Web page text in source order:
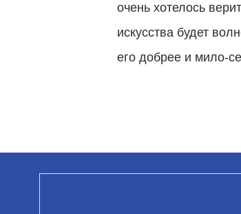
очень хотелось
искусства будет
его добрее и мило-